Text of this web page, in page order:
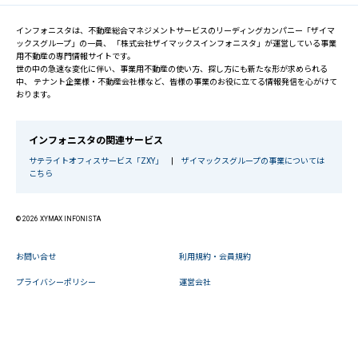
インフォニスタは、不動産総合マネジメントサービスのリーディングカンパニー「ザイマ
ックスグループ」の一員、 「株式会社ザイマックスインフォニスタ」が運営している事業
用不動産の専門情報サイトです。
世の中の急速な変化に伴い、事業用不動産の使い方、探し方にも新たな形が求められる
中、 テナント企業様・不動産会社様など、皆様の事業のお役に立てる情報発信を心がけて
おります。
インフォニスタの関連サービス
サテライトオフィスサービス「ZXY」
ザイマックスグループの事業については
こちら
© 2026 XYMAX INFONISTA
お問い合せ 利用規約・会員規約
プライバシーポリシー 運営会社